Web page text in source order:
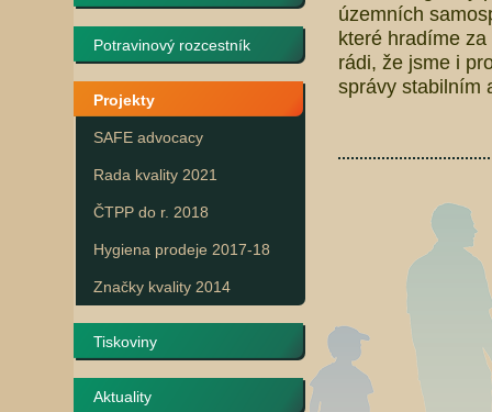
Potravinový rozcestník
Projekty
SAFE advocacy
Rada kvality 2021
ČTPP do r. 2018
Hygiena prodeje 2017-18
Značky kvality 2014
Tiskoviny
Aktuality
územních
které hradíme
rádi, že jsme i
správy stabilním